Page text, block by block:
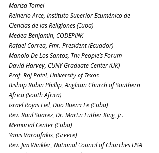
Marisa Tomei
Reinerio Arce, Instituto Superior Ecuménico de
Ciencias de las Religiones (Cuba)
Medea Benjamin, CODEPINK
Rafael Correa, Fmr. President (Ecuador)
Manolo De Los Santos, The People’s Forum
David Harvey, CUNY Graduate Center (UK)
Prof. Raj Patel, University of Texas
Bishop Rubin Phillip, Anglican Church of Southern
Africa (South Africa)
Israel Rojas Fiel, Duo Buena Fe (Cuba)
Rev. Raul Suarez, Dr. Martin Luther King, Jr.
Memorial Center (Cuba)
Yanis Varoufakis, (Greece)
Rev. Jim Winkler, National Council of Churches USA